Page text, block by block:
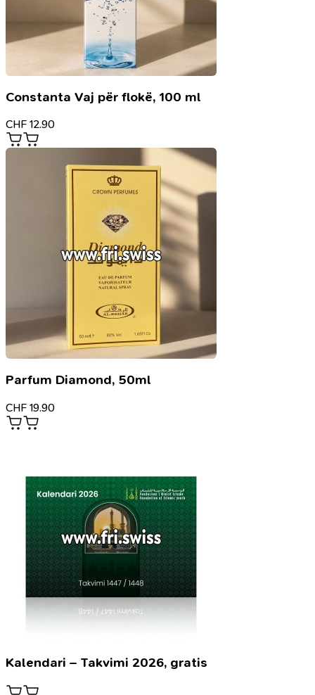
Constanta Vaj për flokë, 100 ml
CHF 12.90
Parfum Diamond, 50ml
CHF 19.90
Kalendari – Takvimi 2026, gratis